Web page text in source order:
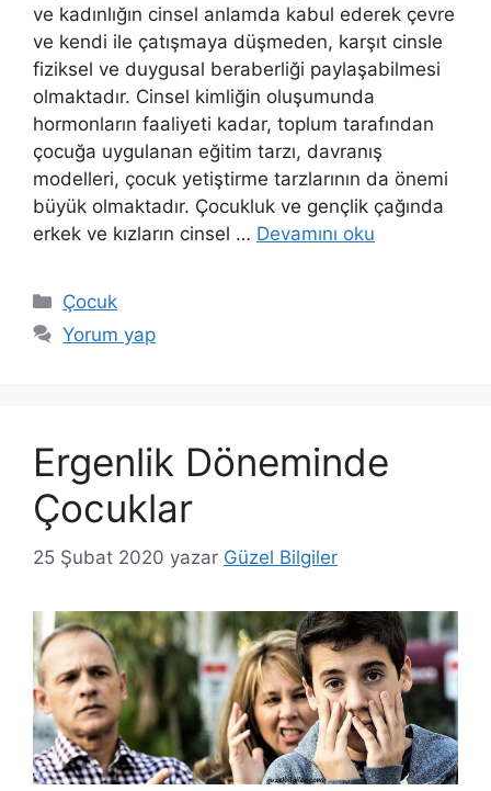
ve kadınlığın cinsel anlamda kabul ederek çevre
ve kendi ile çatışmaya düşmeden, karşıt cinsle
fiziksel ve duygusal beraberliği paylaşabilmesi
olmaktadır. Cinsel kimliğin oluşumunda
hormonların faaliyeti kadar, toplum tarafından
çocuğa uygulanan eğitim tarzı, davranış
modelleri, çocuk yetiştirme tarzlarının da önemi
büyük olmaktadır. Çocukluk ve gençlik çağında
erkek ve kızların cinsel … Devamını oku
Kategoriler
Çocuk
Yorum yap
Ergenlik Döneminde
Çocuklar
25 Şubat 2020 yazar Güzel Bilgiler